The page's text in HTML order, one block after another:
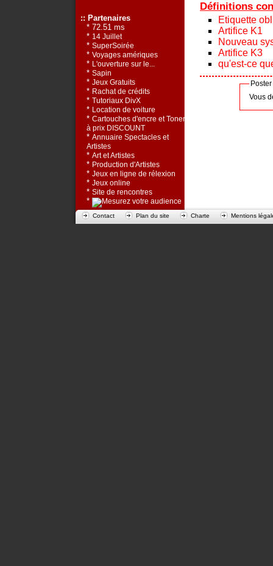
Définitions
Etiquette
Artifice K1
Nouveau
Artifice K3
qu'est-ce
Vous
:: Partenaires
* 72.51 ms
* 14 Juillet
* SuperSoirée
* Voyages amériques
* L'ouverture sur le...
* Sapin
* Jeux Gratuits
* Rachat de crédits
* Tutoriaux DivX
* Location de voiture
* Cartouches d'encre et Toners
à prix DISCOUNT
* Annuaire Spectacles et
Artistes
* Art et Artistes
* Production d'Artistes
* Jeux en ligne de rélexion
* Jeux online
* Site de rencontres
*
Contact Plan du site Charte Mentions